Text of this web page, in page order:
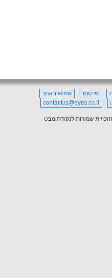
פרסום
שמוש באתר
contactus@eyes.co.il